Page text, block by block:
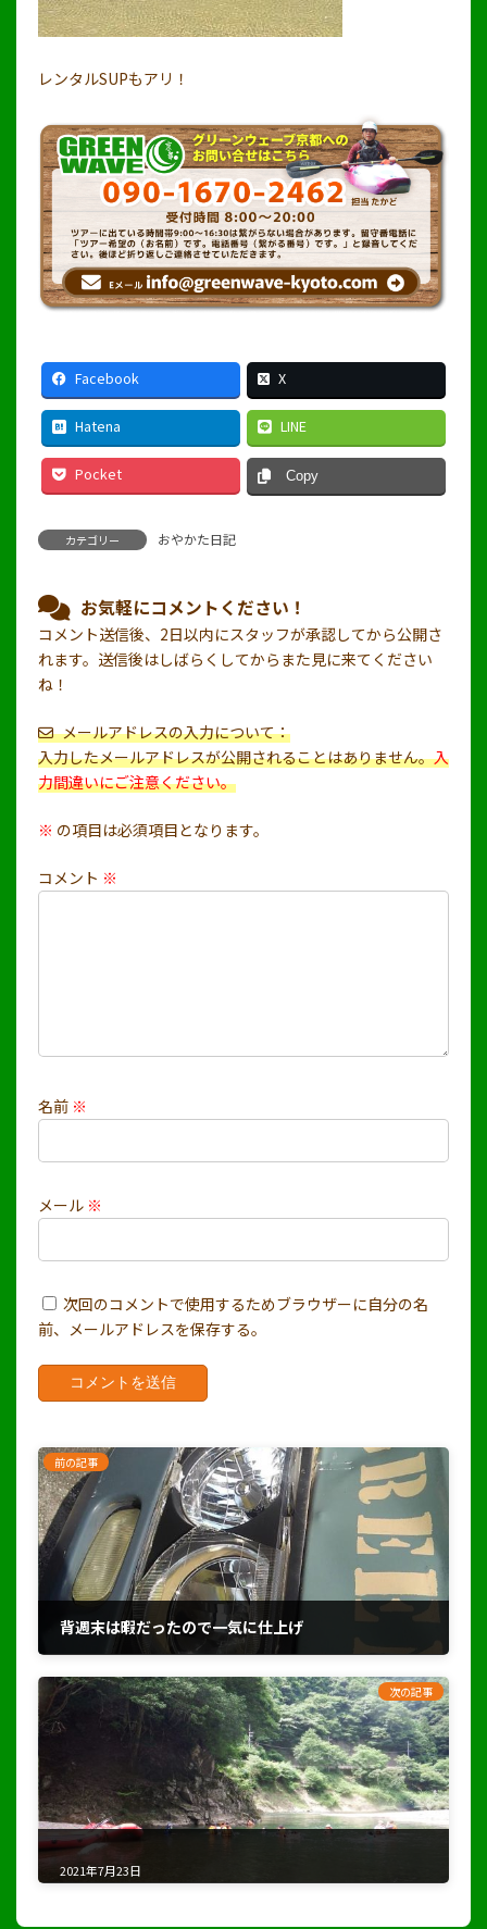
レンタルSUPもアリ！
Facebook X
Hatena LINE
Pocket Copy
カテゴリー おやかた日記
お気軽にコメントください！
コメント送信後、2日以内にスタッフが承認してから公開さ
れます。送信後はしばらくしてからまた見に来てください
ね！
メールアドレスの入力について：
入力したメールアドレスが公開されることはありません。入
力間違いにご注意ください。
※ の項目は必須項目となります。
コメント ※
名前 ※
メール ※
次回のコメントで使用するためブラウザーに自分の名
前、メールアドレスを保存する。
前の記事
背週末は暇だったので一気に仕上げ
次の記事
2021年7月23日